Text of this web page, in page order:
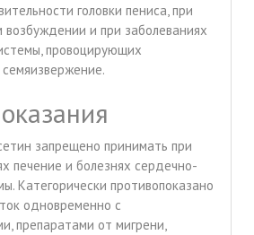
головки пениса, при
и при заболеваниях
провоцирующих
запрещено принимать при
печение и болезнях сердечно-
Категорически противопоказано
одновременно с
препаратами от мигрени,